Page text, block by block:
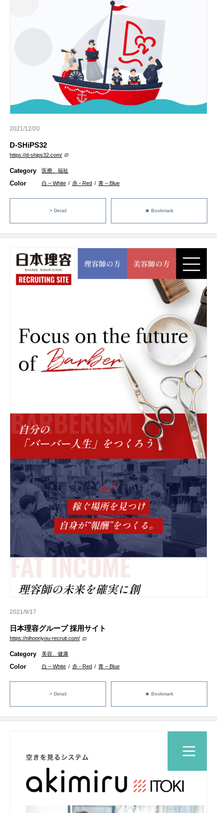
2021/12/20
D-SHiPS32
https://d-ships32.com/
Category 医療、福祉
Color 白 – White / 赤 - Red / 青 – Blue
> Detail ★ Bookmark
2021/9/17
日本理容グループ 採用サイト
https://nihonriyou-recruit.com/
Category 美容、健康
Color 白 – White / 赤 - Red / 青 – Blue
> Detail ★ Bookmark